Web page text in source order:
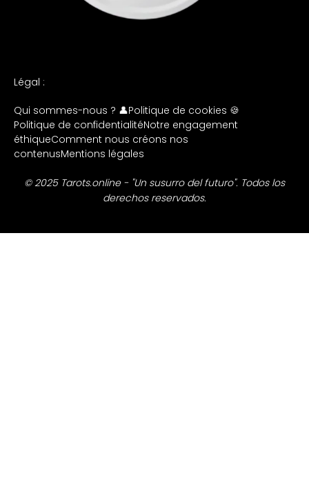
Légal :
Qui sommes-nous ? 👤Politique de cookies 🍪
Politique de confidentialitéNotre engagement
éthiqueComment nous créons nos
contenusMentions légales
© 2025 Tarots.online - "Un susurro del futuro". Todos los
derechos reservados.